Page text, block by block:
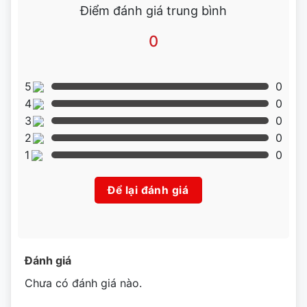
Hấp nhiều món ăn ngon vẫn giữ được hương vị truyền
Điểm đánh giá trung bình
0
5
0
4
0
3
0
2
0
1
0
Để lại đánh giá
Đánh giá
Chưa có đánh giá nào.